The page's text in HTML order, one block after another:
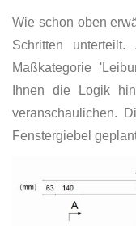
Wie schon oben
Schritten
Maßkategorie
Ihnen die Logik
veranschaulichen.
Fenstergiebel